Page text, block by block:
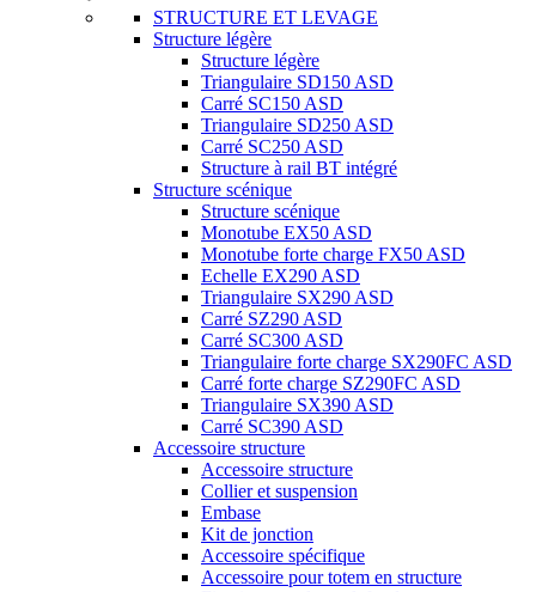
STRUCTURE ET LEVAGE
Structure légère
Structure légère
Triangulaire SD150 ASD
Carré SC150 ASD
Triangulaire SD250 ASD
Carré SC250 ASD
Structure à rail BT intégré
Structure scénique
Structure scénique
Monotube EX50 ASD
Monotube forte charge FX50 ASD
Echelle EX290 ASD
Triangulaire SX290 ASD
Carré SZ290 ASD
Carré SC300 ASD
Triangulaire forte charge SX290FC ASD
Carré forte charge SZ290FC ASD
Triangulaire SX390 ASD
Carré SC390 ASD
Accessoire structure
Accessoire structure
Collier et suspension
Embase
Kit de jonction
Accessoire spécifique
Accessoire pour totem en structure